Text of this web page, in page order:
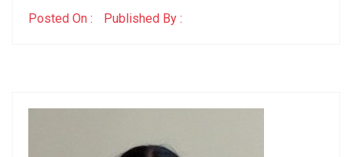
Posted On : Published By :